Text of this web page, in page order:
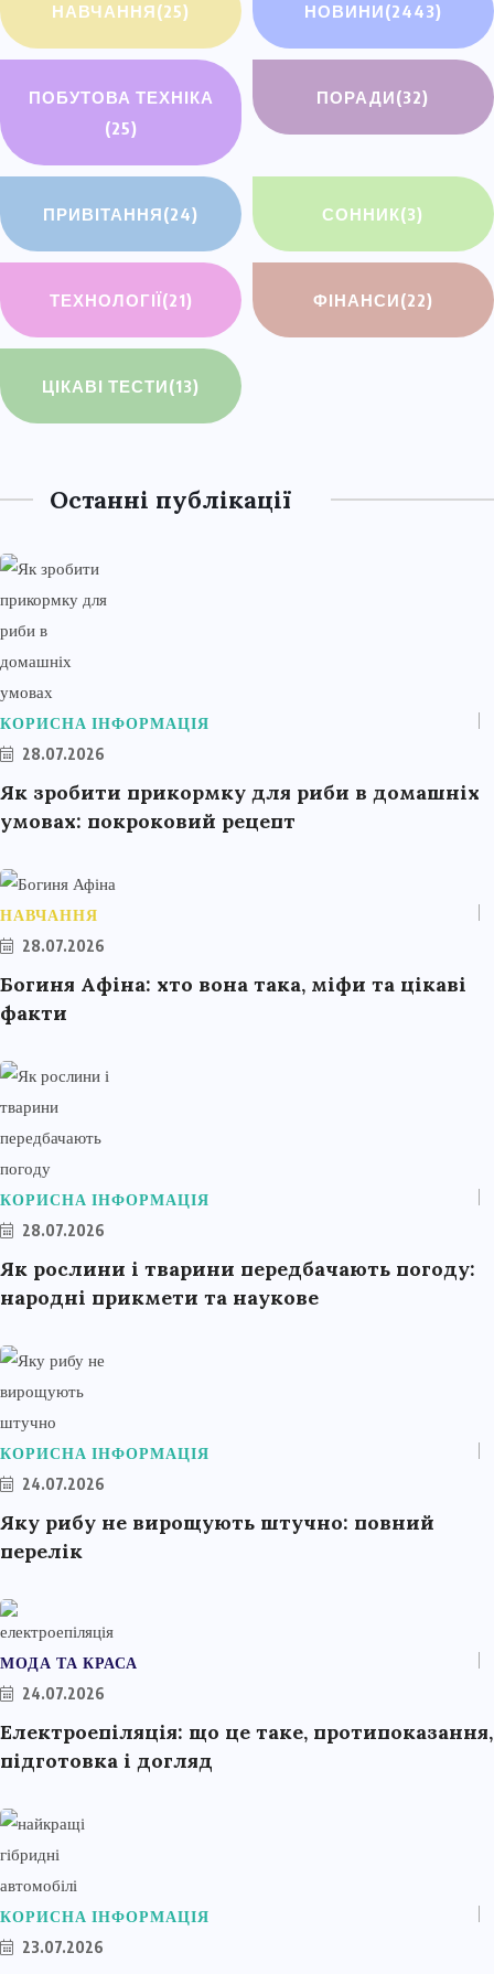
НАВЧАННЯ(25) НОВИНИ(2443)
ПОБУТОВА ТЕХНІКА
(25)
ПОРАДИ(32)
ПРИВІТАННЯ(24) СОННИК(3)
ТЕХНОЛОГІЇ(21) ФІНАНСИ(22)
ЦІКАВІ ТЕСТИ(13)
Останні публікації
КОРИСНА ІНФОРМАЦІЯ
28.07.2026
Як зробити прикормку для риби в домашніх
умовах: покроковий рецепт
НАВЧАННЯ
28.07.2026
Богиня Афіна: хто вона така, міфи та цікаві
факти
КОРИСНА ІНФОРМАЦІЯ
28.07.2026
Як рослини і тварини передбачають погоду:
народні прикмети та наукове
КОРИСНА ІНФОРМАЦІЯ
24.07.2026
Яку рибу не вирощують штучно: повний
перелік
МОДА ТА КРАСА
24.07.2026
Електроепіляція: що це таке, протипоказання,
підготовка і догляд
КОРИСНА ІНФОРМАЦІЯ
23.07.2026